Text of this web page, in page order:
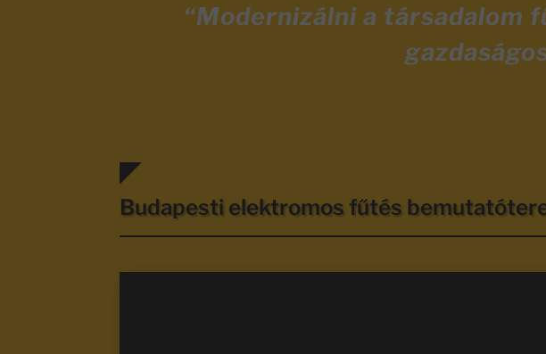
“Modernizálni a társadalom
Budapesti elektromos fűtés